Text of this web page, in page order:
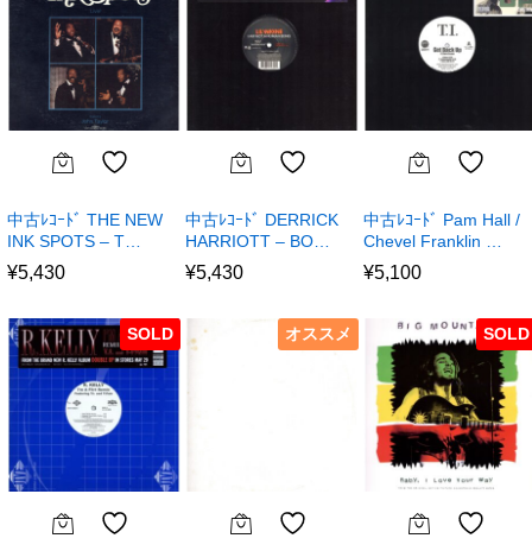
中古ﾚｺｰﾄﾞ THE NEW
INK SPOTS – T…
¥5,430
中古ﾚｺｰﾄﾞ DERRICK
HARRIOTT – BO…
¥5,430
中古ﾚｺｰﾄﾞ Pam Hall /
Chevel Franklin …
¥5,100
SOLD オススメ SOLD